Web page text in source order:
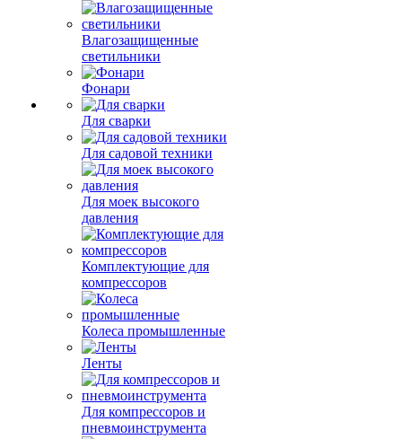
Влагозащищенные
светильники
Фонари
Для сварки
Для садовой техники
Для моек высокого
давления
Комплектующие для
компрессоров
Колеса промышленные
Ленты
Для компрессоров и
пневмоинструмента